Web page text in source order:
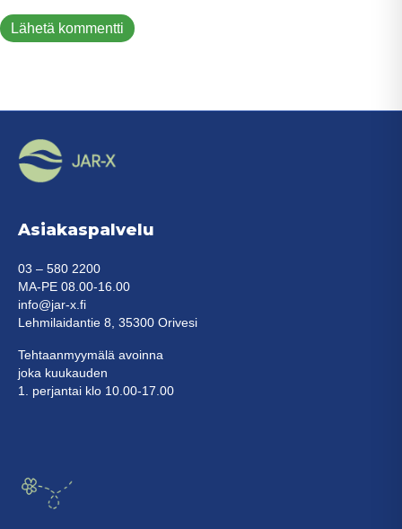
Asiakaspalvelu
03 – 580 2200
MA-PE 08.00-16.00
info@jar-x.fi
Lehmilaidantie 8, 35300 Orivesi
Tehtaanmyymälä avoinna
joka kuukauden
1. perjantai klo 10.00-17.00